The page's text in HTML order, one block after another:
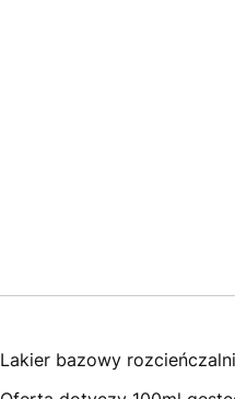
Lakier bazowy